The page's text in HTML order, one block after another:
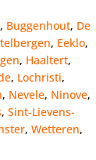
, Buggenhout, De
, Eeklo,
, Haaltert,
, Lochristi,
, Nevele, Ninove,
, Sint-Lievens-
, Wetteren,